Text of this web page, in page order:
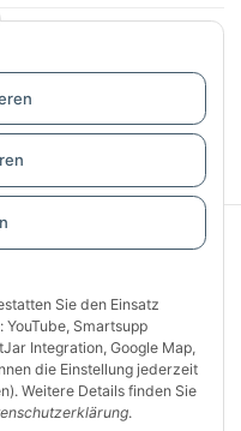
Sie den Einsatz
Smartsupp
Integration, Google Map,
die Einstellung jederzeit
Weitere Details finden Sie
.